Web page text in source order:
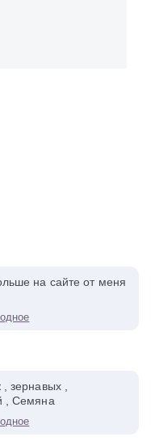
на сайте от меня
зернавых ,
, Семяна